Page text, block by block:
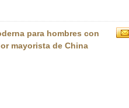
para hombres con
mayorista de China